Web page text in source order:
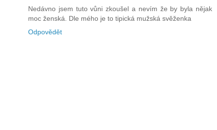
Nedávno jsem tuto vůni zkoušel a nevím že by byla nějak
moc ženská. Dle mého je to tipická mužská svěženka
Odpovědět